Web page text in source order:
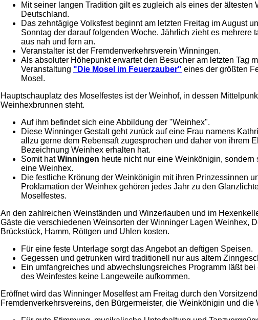
Mit seiner langen Tradition gilt es zugleich als eines der ältesten
Deutschland.
Das zehntägige Volksfest beginnt am letzten Freitag im August
Sonntag der darauf folgenden Woche. Jährlich zieht es mehrere
aus nah und fern an.
Veranstalter ist der Fremdenverkehrsverein Winningen.
Als absoluter Höhepunkt erwartet den Besucher am letzten Tag
Veranstaltung "Die Mosel im Feuerzauber" eines der größten
Mosel.
Hauptschauplatz des Moselfestes ist der Weinhof, in dessen
Weinhexbrunnen steht.
Auf ihm befindet sich eine Abbildung der "Weinhex".
Diese Winninger Gestalt geht zurück auf eine Frau namens
allzu gerne dem Rebensaft zugesprochen und daher von ihrem
Bezeichnung Weinhex erhalten hat.
Somit hatWinningen heute nicht nur eine Weinkönigin, sondern
eine Weinhex.
Die festliche Krönung der Weinkönigin mit ihren Prinzessinnen
Proklamation der Weinhex gehören jedes Jahr zu den
Moselfestes.
An den zahlreichen Weinständen und Winzerlauben und im
Gäste die verschiedenen Weinsorten der Winninger Lagen Weinhex,
Brückstück, Hamm, Röttgen und Uhlen kosten.
Für eine feste Unterlage sorgt das Angebot an deftigen Speisen.
Gegessen und getrunken wird traditionell nur aus altem
Ein umfangreiches und abwechslungsreiches Programm läßt bei
des Weinfestes keine Langeweile aufkommen.
Eröffnet wird das Winninger Moselfest am Freitag durch den
Fremdenverkehrsvereins, den Bürgermeister, die Weinkönigin und die